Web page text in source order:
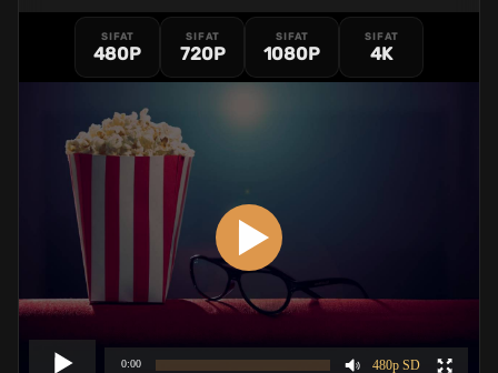
SIFAT
480P
SIFAT
720P
SIFAT
1080P
SIFAT
4K